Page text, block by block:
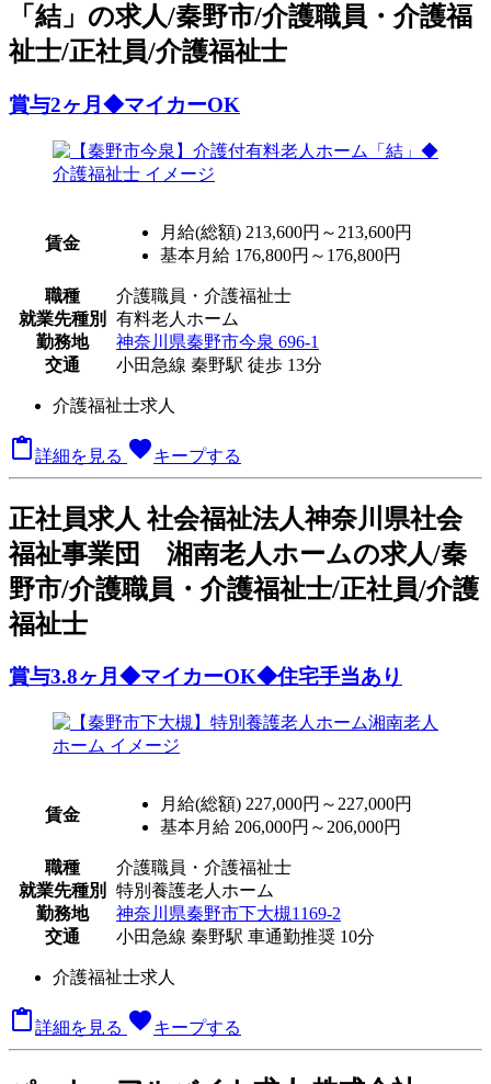
「結」の求人/秦野市/介護職員・介護福
祉士/正社員/介護福祉士
賞与2ヶ月◆マイカーOK
賃金
月給(総額) 213,600円～213,600円
基本月給 176,800円～176,800円
職種
介護職員・介護福祉士
就業先種別
有料老人ホーム
勤務地
神奈川県秦野市今泉 696-1
交通
小田急線 秦野駅 徒歩 13分
介護福祉士求人
詳細を見る favoriteキープする
正社員求人 社会福祉法人神奈川県社会
福祉事業団 湘南老人ホームの求人/秦
野市/介護職員・介護福祉士/正社員/介護
福祉士
賞与3.8ヶ月◆マイカーOK◆住宅手当あり
賃金
月給(総額) 227,000円～227,000円
基本月給 206,000円～206,000円
職種
介護職員・介護福祉士
就業先種別
特別養護老人ホーム
勤務地
神奈川県秦野市下大槻1169-2
交通
小田急線 秦野駅 車通勤推奨 10分
介護福祉士求人
詳細を見る favoriteキープする